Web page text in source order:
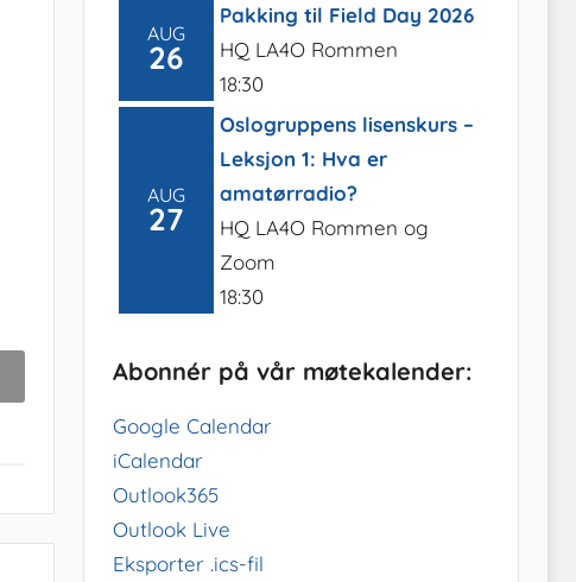
AUG
26
Pakking til Field Day 2026
HQ LA4O Rommen
18:30
AUG
27
Oslogruppens lisenskurs –
Leksjon 1: Hva er
amatørradio?
HQ LA4O Rommen og
Zoom
18:30
Abonnér på vår møtekalender:
Google Calendar
iCalendar
Outlook365
Outlook Live
Eksporter .ics-fil